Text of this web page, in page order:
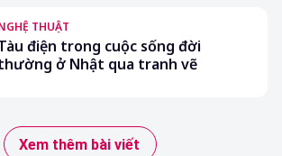
THUẬT
điện trong cuộc sống đời
ở Nhật qua tranh vẽ
Xem thêm bài viết